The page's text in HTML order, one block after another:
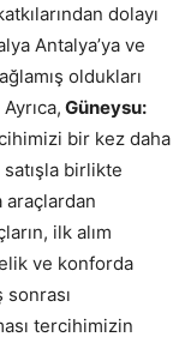
dolayı
Antalya’ya ve
oldukları
Güneysu:
bir kez daha
birlikte
araçlardan
ilk alım
ve konforda
sonrası
tercihimizin